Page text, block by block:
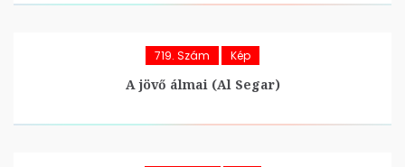
719. Szám Kép
A jövő álmai (Al Segar)